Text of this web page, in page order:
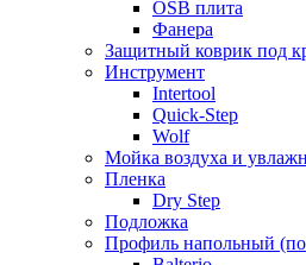
OSB плита
Фанера
Защитный коврик под
Инструмент
Intertool
Quick-Step
Wolf
Мойка воздуха и
Пленка
Dry Step
Подложка
Профиль напольный